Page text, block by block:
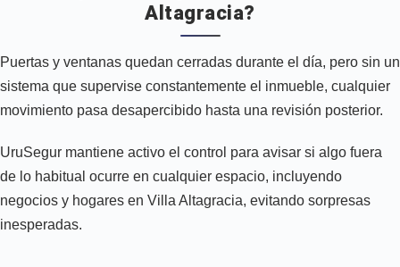
Altagracia?
Puertas y ventanas quedan cerradas durante el día, pero sin un
sistema que supervise constantemente el inmueble, cualquier
movimiento pasa desapercibido hasta una revisión posterior.
UruSegur mantiene activo el control para avisar si algo fuera
de lo habitual ocurre en cualquier espacio, incluyendo
negocios y hogares en Villa Altagracia, evitando sorpresas
inesperadas.